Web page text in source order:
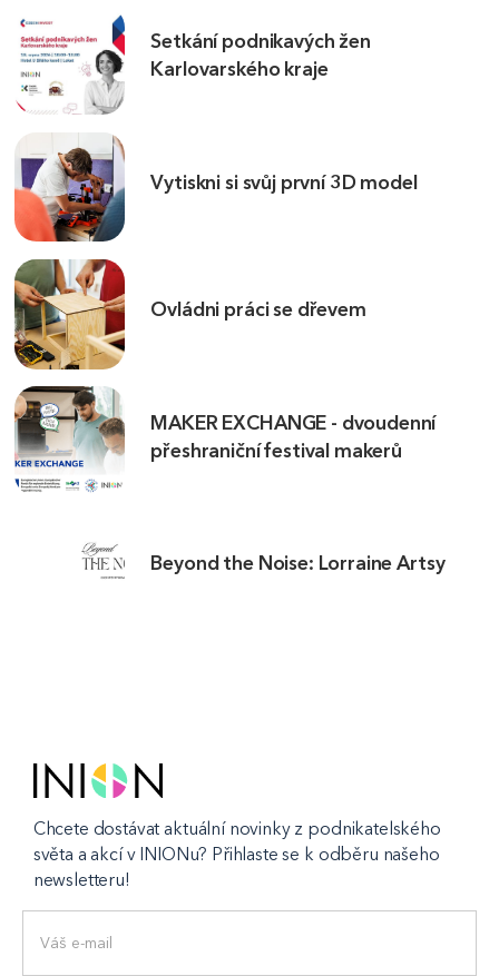
Setkání podnikavých žen
Karlovarského kraje
Vytiskni si svůj první 3D model
Ovládni práci se dřevem
MAKER EXCHANGE - dvoudenní
přeshraniční festival makerů
Beyond the Noise: Lorraine Artsy
Chcete dostávat aktuální novinky z podnikatelského
světa a akcí v INIONu? Přihlaste se k odběru našeho
newsletteru!